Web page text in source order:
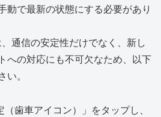
動で最新の状態にする必要があり
通信の安定性だけでなく、新し
への対応にも不可欠なため、以下
。
歯車アイコン）」をタップし、